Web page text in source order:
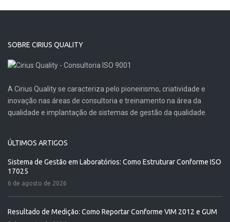
SOBRE CIRIUS QUALITY
A Cirius Quality se caracteriza pelo pioneirismo, criatividade e
inovação nas áreas de consultoria e treinamento na área da
qualidade e implantação de sistemas de gestão da qualidade.
ÚLTIMOS ARTIGOS
Sistema de Gestão em Laboratórios: Como Estruturar Conforme ISO
17025
6 de agosto de 2026
Resultado de Medição: Como Reportar Conforme VIM 2012 e GUM